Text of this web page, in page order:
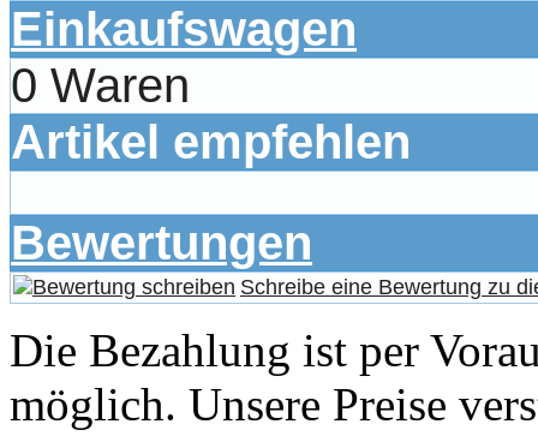
Einkaufswagen
0 Waren
Artikel empfehlen
Bewertungen
Schreibe eine Bewertung zu
Die Bezahlung ist per
möglich. Unsere Preise